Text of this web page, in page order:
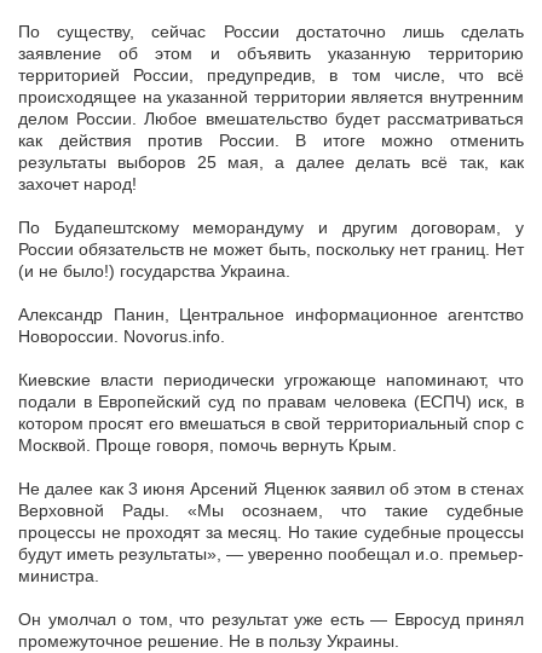
По существу, сейчас России достаточно лишь сделать
заявление об этом и объявить указанную территорию
территорией России, предупредив, в том числе, что всё
происходящее на указанной территории является внутренним
делом России. Любое вмешательство будет рассматриваться
как действия против России. В итоге можно отменить
результаты выборов 25 мая, а далее делать всё так, как
захочет народ!
По Будапештскому меморандуму и другим договорам, у
России обязательств не может быть, поскольку нет границ. Нет
(и не было!) государства Украина.
Александр Панин, Центральное информационное агентство
Новороссии. Novorus.info.
Киевские власти периодически угрожающе напоминают, что
подали в Европейский суд по правам человека (ЕСПЧ) иск, в
котором просят его вмешаться в свой территориальный спор с
Москвой. Проще говоря, помочь вернуть Крым.
Не далее как 3 июня Арсений Яценюк заявил об этом в стенах
Верховной Рады. «Мы осознаем, что такие судебные
процессы не проходят за месяц. Но такие судебные процессы
будут иметь результаты», — уверенно пообещал и.о. премьер-
министра.
Он умолчал о том, что результат уже есть — Евросуд принял
промежуточное решение. Не в пользу Украины.